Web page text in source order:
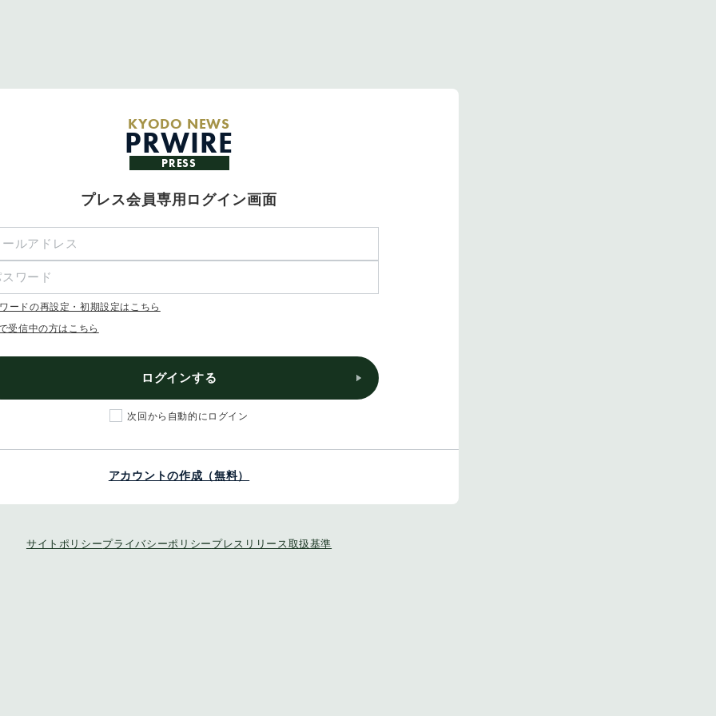
KYODO NEWS
PRWIRE
PRESS
プレス会員専用ログイン画面
ードの再設定・初期設定はこちら
受信中の方はこちら
ログインする
次回から自動的にログイン
アカウントの作成（無料）
サイトポリシープライバシーポリシー プレスリリース取扱基準